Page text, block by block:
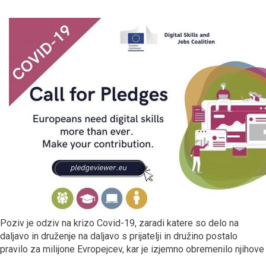
Poziv je odziv na krizo Covid-19, zaradi katere so delo na
daljavo in druženje na daljavo s prijatelji in družino postalo
pravilo za milijone Evropejcev, kar je izjemno obremenilo njihove